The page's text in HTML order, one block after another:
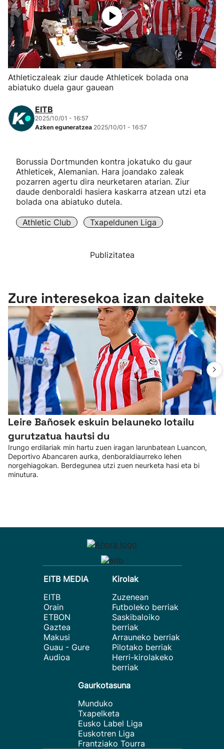
Herri-kirolak
Eskubaloia
Kirolak 360
Mendi-lasterketak
"Helmuga"
Athleticzaleak ziur daude Athleticek bolada ona
abiatuko duela gaur gauean
EITB
2025/10/01 - 16:57
Azken eguneratzea 2025/10/01 - 16:57
Borussia Dortmunden kontra jokatuko du gaur
Athleticek, Alemanian. Hara joandako zaleak
pozarren agertu dira neurketaren atarian. Ziur
daude denboraldi hasiera kaskarra atzean utzi eta
bolada ona abiatuko dutela.
Athletic Club Txapeldunen Liga
Publizitatea
Zure interesekoa izan daiteke
Leire Bañosek eskuin belauneko lotailu
gurutzatua hautsi du
Irungo erdilariak min hartu zuen iragan larunbatean Luancon,
Deportivo Abancaren aurka, denboraldiaurreko lehen
norgehiagokan. Berdegunea utzi zuen neurketa hasi eta bi
minutura.
EITB MEDIA
EITB
Orain
ETBON
Gaztea
Makusi
Guau - Gure
Audioa
Kirolak
Zuzenean
Futboleko berriak
Saskibaloiko
berriak
Arrauneko berriak
Pilotako berriak
Herri-kirolakeko
berriak
Gaurkotasuna
Munduko
Txapelketa
Eusko Label Liga
Euskotren Liga
Frantziako Tourra